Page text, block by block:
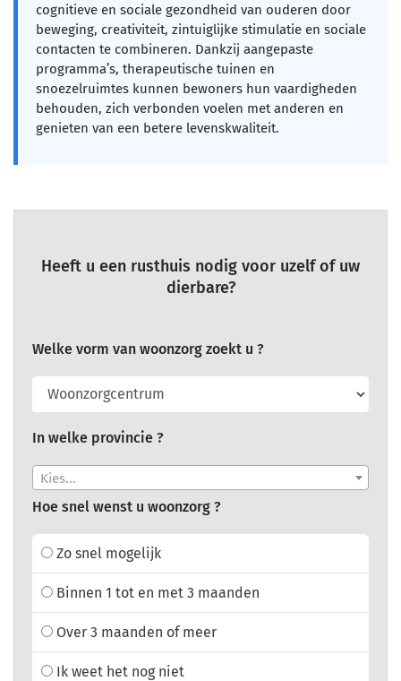
cognitieve en sociale gezondheid van ouderen door
beweging, creativiteit, zintuiglijke stimulatie en sociale
contacten te combineren. Dankzij aangepaste
programma’s, therapeutische tuinen en
snoezelruimtes kunnen bewoners hun vaardigheden
behouden, zich verbonden voelen met anderen en
genieten van een betere levenskwaliteit.
Heeft u een rusthuis nodig voor uzelf of uw
dierbare?
Welke vorm van woonzorg zoekt u ?
In welke provincie ?
Kies...
Hoe snel wenst u woonzorg ?
Zo snel mogelijk
Binnen 1 tot en met 3 maanden
Over 3 maanden of meer
Ik weet het nog niet